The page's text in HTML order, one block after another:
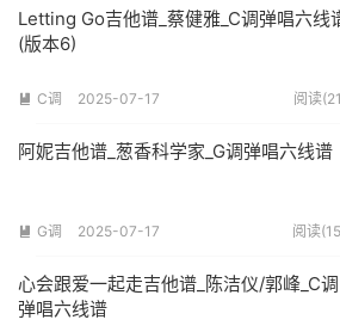
Letting Go吉他谱_蔡健雅_C调弹唱六线
(版本6)
 C调 2025-07-17 阅读
阿妮吉他谱_葱香科学家_G调弹唱六线谱
 G调 2025-07-17 阅读
心会跟爱一起走吉他谱_陈洁仪/郭峰_C调
弹唱六线谱